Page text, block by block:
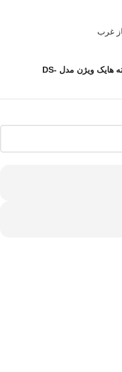
محصولات برچسب خورده “دوربین مداربسته هایک ویژن مدل DS-